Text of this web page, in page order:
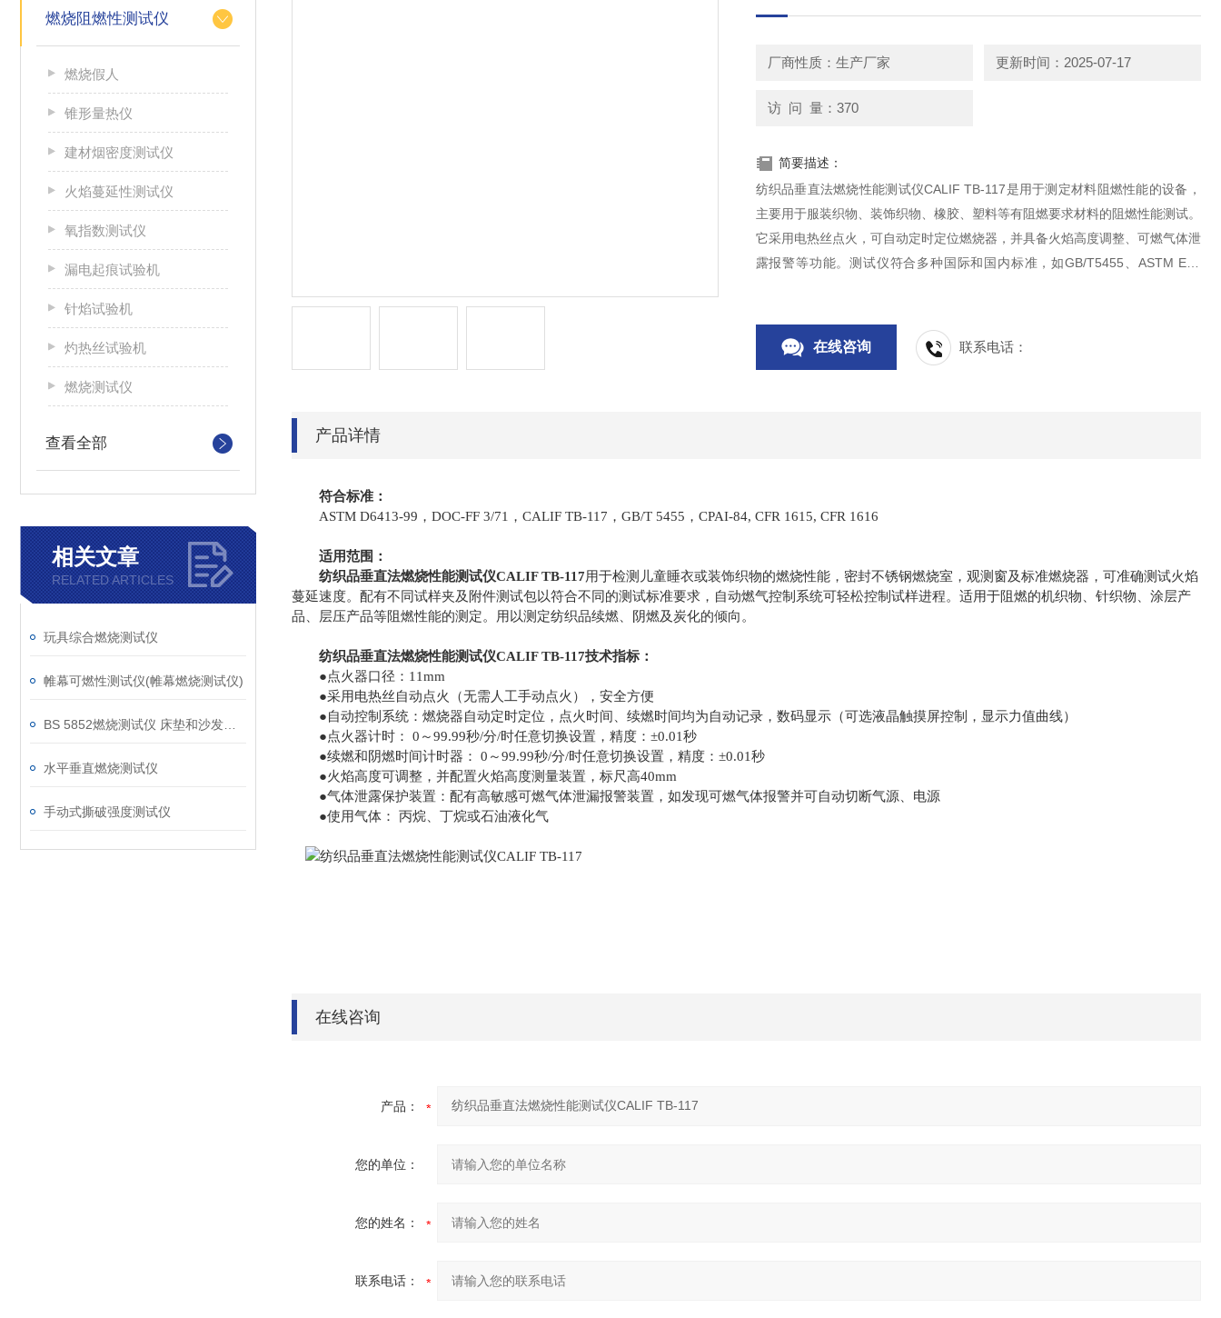
燃烧阻燃性测试仪
燃烧假人
锥形量热仪
建材烟密度测试仪
火焰蔓延性测试仪
氧指数测试仪
漏电起痕试验机
针焰试验机
灼热丝试验机
燃烧测试仪
查看全部
相关文章
RELATED ARTICLES
玩具综合燃烧测试仪
帷幕可燃性测试仪(帷幕燃烧测试仪)
水平垂直燃烧测试仪
手动式撕破强度测试仪
厂商性质：生产厂家 更新时间：2025-07-17
访 问 量：370
简要描述：
纺织品垂直法燃烧性能测试仪CALIF TB-117是用于测定材料阻燃性能的设备，
主要用于服装织物、装饰织物、橡胶、塑料等有阻燃要求材料的阻燃性能测试。
它采用电热丝点火，可自动定时定位燃烧器，并具备火焰高度调整、可燃气体泄
露报警等功能。测试仪符合多种国际和国内标准，如GB/T5455、ASTM E84
在线咨询 联系电话：
产品详情
符合标准：
ASTM D6413-99，DOC-FF 3/71，CALIF TB-117，GB/T 5455，CPAI-84, CFR 1615, CFR 1616
适用范围：
纺织品垂直法燃烧性能测试仪CALIF TB-117用于检测儿童睡衣或装饰织物的燃烧性能，密封不锈钢燃烧室，观测窗及标准燃烧器，可准确测试火焰
蔓延速度。配有不同试样夹及附件测试包以符合不同的测试标准要求，自动燃气控制系统可轻松控制试样进程。适用于阻燃的机织物、针织物、涂层产
品、层压产品等阻燃性能的测定。用以测定纺织品续燃、阴燃及炭化的倾向。
纺织品垂直法燃烧性能测试仪CALIF TB-117技术指标：
●点火器口径：11mm
●采用电热丝自动点火（无需人工手动点火），安全方便
●自动控制系统：燃烧器自动定时定位，点火时间、续燃时间均为自动记录，数码显示（可选液晶触摸屏控制，显示力值曲线）
●点火器计时： 0～99.99秒/分/时任意切换设置，精度：±0.01秒
●续燃和阴燃时间计时器： 0～99.99秒/分/时任意切换设置，精度：±0.01秒
●火焰高度可调整，并配置火焰高度测量装置，标尺高40mm
●气体泄露保护装置：配有高敏感可燃气体泄漏报警装置，如发现可燃气体报警并可自动切断气源、电源
●使用气体： 丙烷、丁烷或石油液化气
在线咨询
产品：
您的单位：
您的姓名：
联系电话：